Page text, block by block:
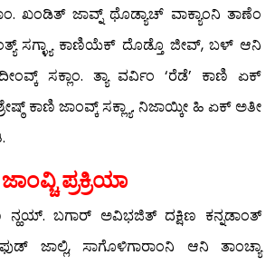
ಖಂಡಿತ್ ಜಾವ್ನ್ ಥೊಡ್ಯಾಚ್ ವಾಕ್ಯಾಂನಿ ತಾಣೆಂ
ಸಗ್ಳ್ಯಾ ಕಾಣಿಯೆಕ್ ದೊಡ್ತೊ ಜೀವ್, ಬಳ್ ಆನಿ
ಸಕ್ಲಾಂ. ತ್ಯಾ ವರ್ವಿಂ ‘ರೆಡೆ’ ಕಾಣಿ ಏಕ್
ಕಾಣಿ ಜಾಂವ್ಕ್ ಸಕ್ಲ್ಯಾ. ನಿಜಾಯ್ಕೀ ಹಿ ಏಕ್ ಅತೀ
ಪ್ರಕ್ರಿಯಾ
ಬಗಾರ್ ಅವಿಭಜಿತ್ ದಕ್ಷಿಣ ಕನ್ನಡಾಂತ್
ಜಾಲ್ಲಿ, ಸಾಗೊಳಿಗಾರಾಂನಿ ಆನಿ ತಾಂಚ್ಯಾ